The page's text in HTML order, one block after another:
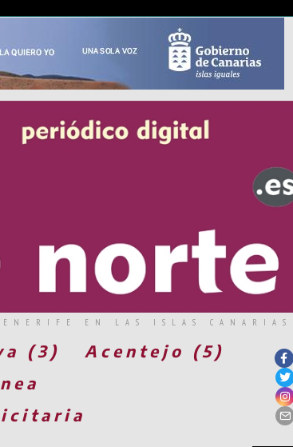
EN LAS ISLAS CANARIAS
(3)
Acentejo (5)